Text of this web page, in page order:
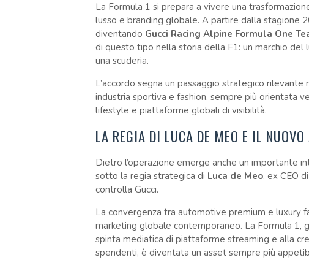
La Formula 1 si prepara a vivere una
lusso e branding globale. A partire dalla stagione
diventando Gucci Racing Alpine Formula One
di questo tipo nella storia della F1: un marchio del
una scuderia.
L’accordo segna un passaggio strategico
industria sportiva e fashion, sempre più orientata
lifestyle e piattaforme globali di visibilità.
LA REGIA DI LUCA DE MEO E IL
Dietro l’operazione emerge anche un importante
sotto la regia strategica di Luca de Meo, ex CEO
controlla Gucci.
La convergenza tra automotive premium e luxury
marketing globale contemporaneo. La Formula 1,
spinta mediatica di piattaforme streaming e alla
spendenti, è diventata un asset sempre più